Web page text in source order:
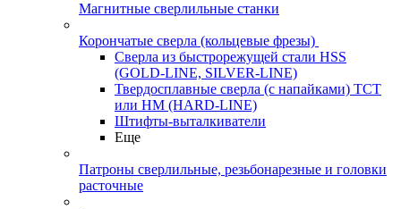
Магнитные сверлильные станки
Корончатые сверла (кольцевые фрезы)
Сверла из быстрорежущей стали HSS
(GOLD-LINE, SILVER-LINE)
Твердосплавные сверла (с напайками) ТСТ
или HM (HARD-LINE)
Штифты-выталкиватели
Еще
Патроны сверлильные, резьбонарезные и головки
расточные